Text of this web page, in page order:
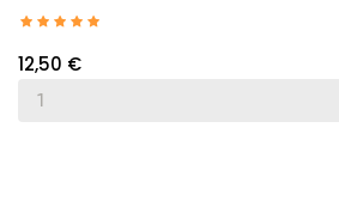
12,50 €